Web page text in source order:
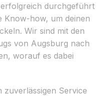
durchgeführt
Know-how, um deinen
Wir sind mit den
von Augsburg nach
worauf es dabei
zuverlässigen Service